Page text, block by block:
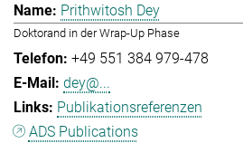
Prithwitosh Dey
Doktorand in der Wrap-Up Phase
+49 551 384 979-478
dey@...
Publikationsreferenzen
ADS Publications